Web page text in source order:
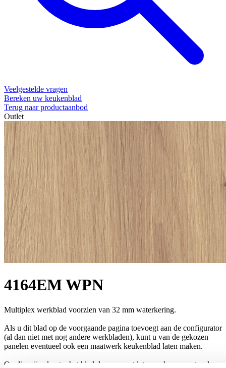
Veelgestelde vragen
Bereken uw keukenblad
Terug naar productaanbod
Outlet
4164EM WPN
Multiplex werkblad voorzien van 32 mm waterkering.
Als u dit blad op de voorgaande pagina toevoegt aan de configurator
(al dan niet met nog andere werkbladen), kunt u van de gekozen
panelen eventueel ook een maatwerk keukenblad laten maken.
Op die wijze kunt u het blad dus op maat laten maken, eventueel